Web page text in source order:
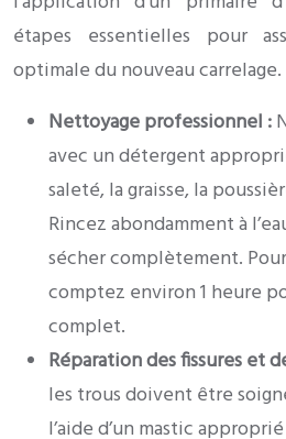
étapes essentielles pour
optimale du nouveau carrelage.
Nettoyage professionnel :
avec un détergent
saleté, la graisse, la
Rincez abondamment à
sécher complètement.
comptez environ 1 heure
complet.
Réparation des fissures et
les trous doivent être
l’aide d’un mastic